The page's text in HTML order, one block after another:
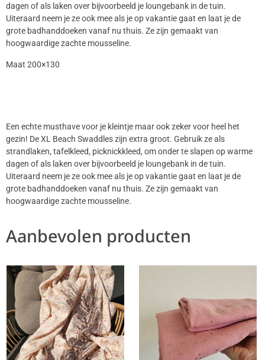
dagen of als laken over bijvoorbeeld je loungebank in de tuin.
Uiteraard neem je ze ook mee als je op vakantie gaat en laat je de
grote badhanddoeken vanaf nu thuis. Ze zijn gemaakt van
hoogwaardige zachte mousseline.
Maat 200×130
Een echte musthave voor je kleintje maar ook zeker voor heel het
gezin! De XL Beach Swaddles zijn extra groot. Gebruik ze als
strandlaken, tafelkleed, picknickkleed, om onder te slapen op warme
dagen of als laken over bijvoorbeeld je loungebank in de tuin.
Uiteraard neem je ze ook mee als je op vakantie gaat en laat je de
grote badhanddoeken vanaf nu thuis. Ze zijn gemaakt van
hoogwaardige zachte mousseline.
Aanbevolen producten